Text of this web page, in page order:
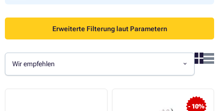
Erweiterte Filterung laut Parametern
Wir empfehlen
- 10%